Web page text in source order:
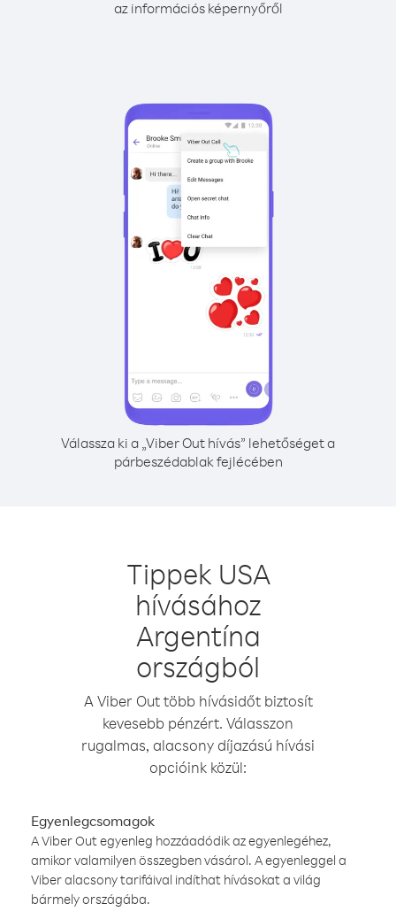
az információs képernyőről
Válassza ki a „Viber Out hívás” lehetőséget a
párbeszédablak fejlécében
Tippek USA
hívásához
Argentína
országból
A Viber Out több hívásidőt biztosít
kevesebb pénzért. Válasszon
rugalmas, alacsony díjazású hívási
opcióink közül:
Egyenlegcsomagok
A Viber Out egyenleg hozzáadódik az egyenlegéhez,
amikor valamilyen összegben vásárol. A egyenleggel a
Viber alacsony tarifáival indíthat hívásokat a világ
bármely országába.